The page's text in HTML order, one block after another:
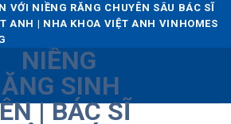
VỚI NIỀNG RĂNG CHUYÊN SÂU BÁC SĨ
ANH | NHA KHOA VIỆT ANH VINHOMES